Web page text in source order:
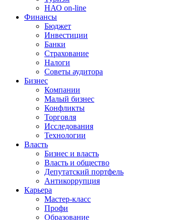
НАО on-line
Финансы
Бюджет
Инвестиции
Банки
Страхование
Налоги
Советы аудитора
Бизнес
Компании
Малый бизнес
Конфликты
Торговля
Исследования
Технологии
Власть
Бизнес и власть
Власть и общество
Депутатский портфель
Антикоррупция
Карьера
Мастер-класс
Профи
Образование